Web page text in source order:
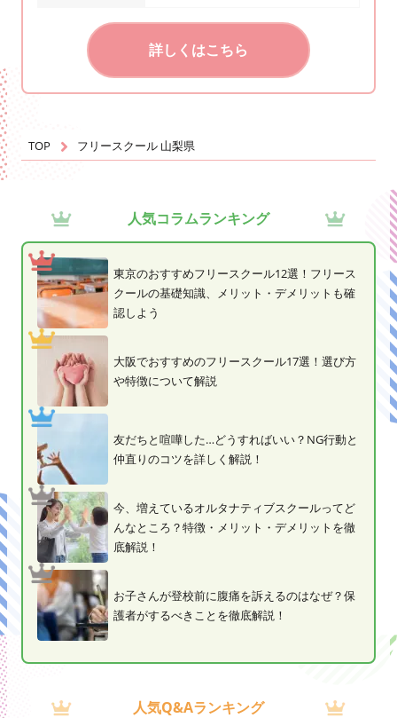
詳しくはこちら
TOP フリースクール 山梨県
人気コラムランキング
東京のおすすめフリースクール12選！フリース
クールの基礎知識、メリット・デメリットも確
認しよう
大阪でおすすめのフリースクール17選！選び方
や特徴について解説
友だちと喧嘩した…どうすればいい？NG行動と
仲直りのコツを詳しく解説！
今、増えているオルタナティブスクールってど
んなところ？特徴・メリット・デメリットを徹
底解説！
お子さんが登校前に腹痛を訴えるのはなぜ？保
護者がするべきことを徹底解説！
人気Q&Aランキング